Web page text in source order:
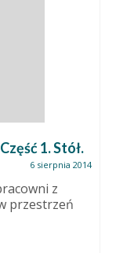
1. Stół.
6 sierpnia 2014
z
przestrzeń